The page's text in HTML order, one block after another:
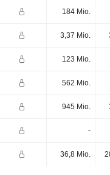
184 Mio.
3,37 Mio.
123 Mio.
562 Mio.
945 Mio.
-
36,8 Mio.